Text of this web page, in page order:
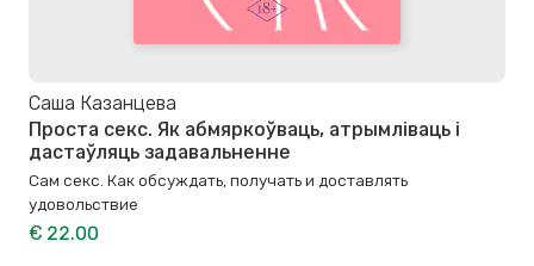
Саша Казанцева
Проста секс. Як абмяркоўваць, атрымліваць і
дастаўляць задавальненне
Сам секс. Как обсуждать, получать и доставлять
удовольствие
€ 22.00